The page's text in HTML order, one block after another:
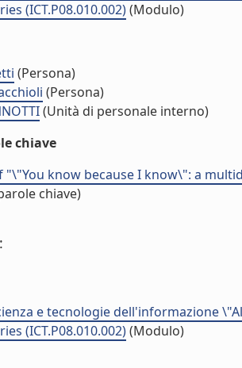
(ICT.P08.010.002)(Modulo)
(Persona)
(Persona)
(Unità di personale interno)
chiave
"\"You know because I know\": a
chiave)
e tecnologie dell'informazione
(ICT.P08.010.002)(Modulo)